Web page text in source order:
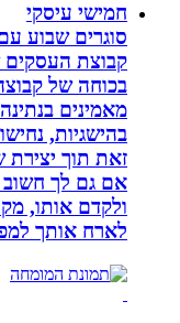
חמישי עיסקי
סוגרים שבוע עם
קבוצת העסקים
בכוחה של קבוצה
מאמינים בנתינה
בהישגיות, נחישות
זאת תוך יצירת
אם גם לך חשוב
ולקדם אותו, מקומך
לארח אותך למפגש